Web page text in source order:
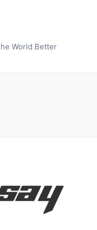
World Better